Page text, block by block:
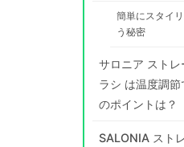
簡単にスタイ
う秘密
サロニア スト
ラシ は温度調
のポイントは？
SALONIA スト